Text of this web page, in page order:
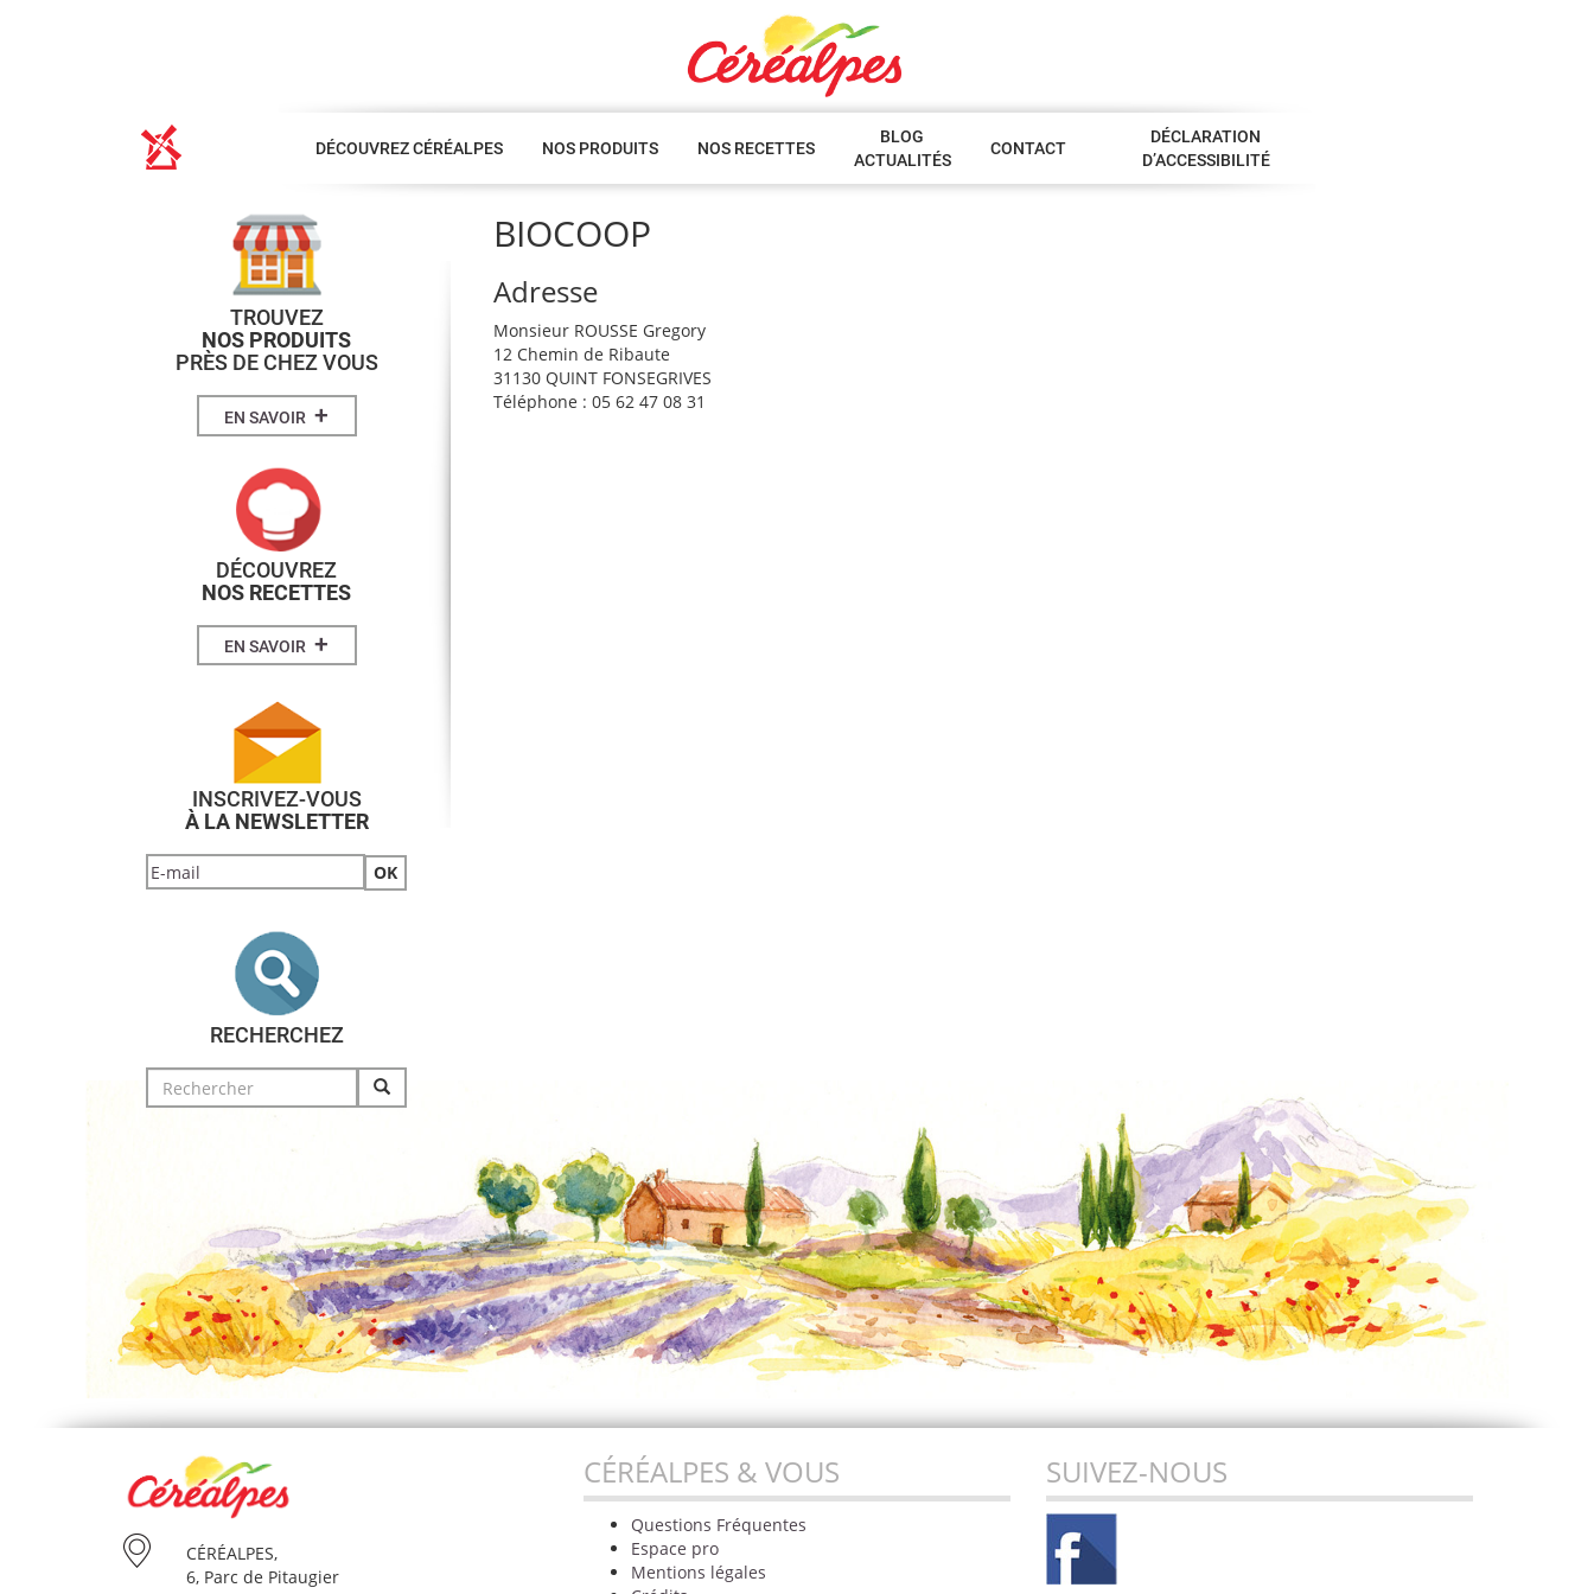
DÉCOUVREZ CÉRÉALPES NOS PRODUITS NOS RECETTES
BLOG
ACTUALITÉS
CONTACT
DÉCLARATION
D’ACCESSIBILITÉ
BIOCOOP
Adresse
Monsieur ROUSSE Gregory
12 Chemin de Ribaute
31130 QUINT FONSEGRIVES
Téléphone : 05 62 47 08 31
TROUVEZ
NOS PRODUITS
PRÈS DE CHEZ VOUS
EN SAVOIR +
DÉCOUVREZ
NOS RECETTES
EN SAVOIR +
INSCRIVEZ-VOUS
À LA NEWSLETTER
RECHERCHEZ
Search
for:
CÉRÉALPES,
6, Parc de Pitaugier
CÉRÉALPES & VOUS
Questions Fréquentes
Espace pro
Mentions légales
SUIVEZ-NOUS